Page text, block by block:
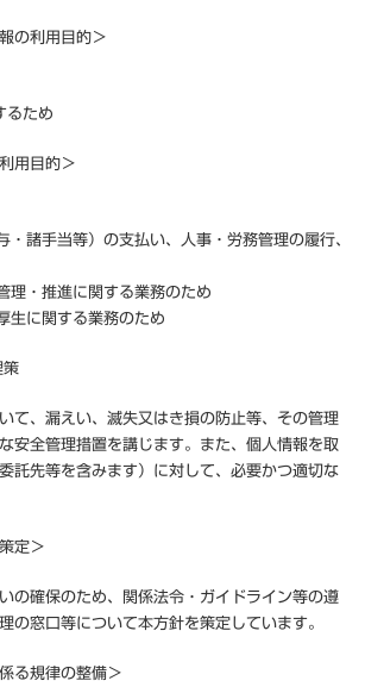
の利用目的＞
るため
用目的＞
・諸手当等）の支払い、人事・労務管理の履行、
理・推進に関する業務のため
生に関する業務のため
策
て、漏えい、滅失又はき損の防止等、その管理
安全管理措置を講じます。また、個人情報を取
託先等を含みます）に対して、必要かつ適切な
定＞
の確保のため、関係法令・ガイドライン等の遵
の窓口等について本方針を策定しています。
る規律の整備＞